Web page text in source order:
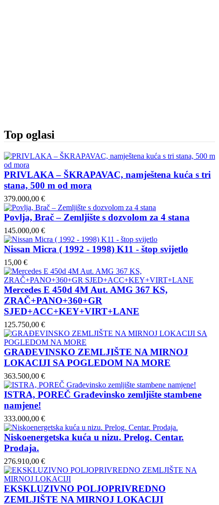
Top oglasi
PRIVLAKA – ŠKRAPAVAC, namještena kuća s tri
stana, 500 m od mora
379.000,00 €
Povlja, Brač – Zemljište s dozvolom za 4 stana
145.000,00 €
Nissan Micra ( 1992 - 1998) K11 - štop svijetlo
15,00 €
Mercedes E 450d 4M Aut. AMG 367 KS,
ZRAČ+PANO+360+GR
SJED+ACC+KEY+VIRT+LANE
125.750,00 €
GRAĐEVINSKO ZEMLJIŠTE NA MIRNOJ
LOKACIJI SA POGLEDOM NA MORE
363.500,00 €
ISTRA, POREČ Građevinsko zemljište stambene
namjene!
333.000,00 €
Niskoenergetska kuća u nizu. Prelog. Centar.
Prodaja.
276.910,00 €
EKSKLUZIVNO POLJOPRIVREDNO
ZEMLJIŠTE NA MIRNOJ LOKACIJI